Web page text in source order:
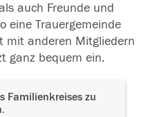
auch Freunde und
eine Trauergemeinde
mit anderen Mitgliedern
ganz bequem ein.
Familienkreises zu